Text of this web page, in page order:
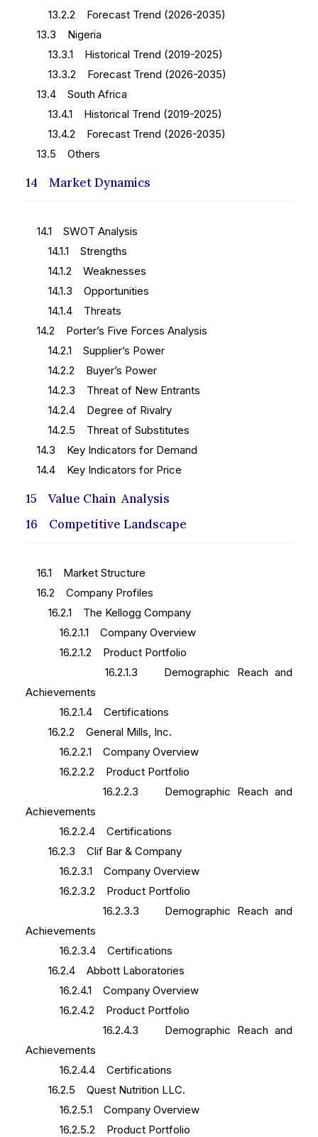
13.2.2 Forecast Trend (2026-2035)
13.3 Nigeria
13.3.1 Historical Trend (2019-2025)
13.3.2 Forecast Trend (2026-2035)
13.4 South Africa
13.4.1 Historical Trend (2019-2025)
13.4.2 Forecast Trend (2026-2035)
13.5 Others
14 Market Dynamics
14.1 SWOT Analysis
14.1.1 Strengths
14.1.2 Weaknesses
14.1.3 Opportunities
14.1.4 Threats
14.2 Porter’s Five Forces Analysis
14.2.1 Supplier’s Power
14.2.2 Buyer’s Power
14.2.3 Threat of New Entrants
14.2.4 Degree of Rivalry
14.2.5 Threat of Substitutes
14.3 Key Indicators for Demand
14.4 Key Indicators for Price
15 Value Chain Analysis
16 Competitive Landscape
16.1 Market Structure
16.2 Company Profiles
16.2.1 The Kellogg Company
16.2.1.1 Company Overview
16.2.1.2 Product Portfolio
16.2.1.3 Demographic Reach and
Achievements
16.2.1.4 Certifications
16.2.2 General Mills, Inc.
16.2.2.1 Company Overview
16.2.2.2 Product Portfolio
16.2.2.3 Demographic Reach and
Achievements
16.2.2.4 Certifications
16.2.3 Clif Bar & Company
16.2.3.1 Company Overview
16.2.3.2 Product Portfolio
16.2.3.3 Demographic Reach and
Achievements
16.2.3.4 Certifications
16.2.4 Abbott Laboratories
16.2.4.1 Company Overview
16.2.4.2 Product Portfolio
16.2.4.3 Demographic Reach and
Achievements
16.2.4.4 Certifications
16.2.5 Quest Nutrition LLC.
16.2.5.1 Company Overview
16.2.5.2 Product Portfolio